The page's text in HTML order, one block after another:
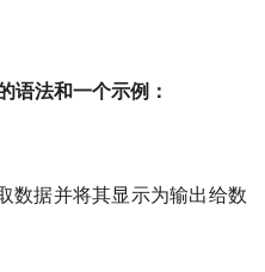
语法和一个示例：
数据并将其显示为输出给数